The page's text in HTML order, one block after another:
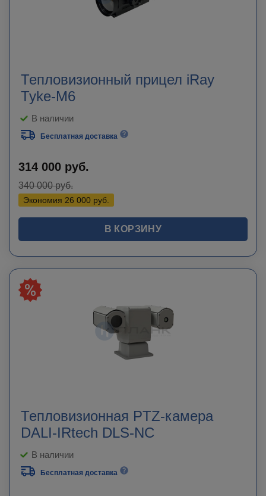
Тепловизионный прицел iRay
Tyke-M6
В наличии
Бесплатная доставка
314 000 руб.
340 000руб.
Экономия 26 000 руб.
В КОРЗИНУ
Тепловизионная PTZ-камера
DALI-IRtech DLS-NC
В наличии
Бесплатная доставка